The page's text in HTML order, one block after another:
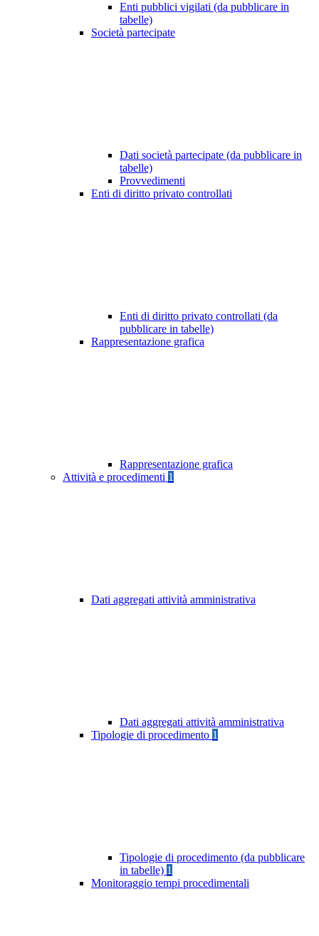
Enti pubblici vigilati (da pubblicare in
tabelle)
Società partecipate
Dati società partecipate (da pubblicare in
tabelle)
Provvedimenti
Enti di diritto privato controllati
Enti di diritto privato controllati (da
pubblicare in tabelle)
Rappresentazione grafica
Rappresentazione grafica
Attività e procedimenti 1
Dati aggregati attività amministrativa
Dati aggregati attività amministrativa
Tipologie di procedimento 1
Tipologie di procedimento (da pubblicare
in tabelle) 1
Monitoraggio tempi procedimentali